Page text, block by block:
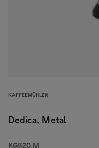
KAFFEEMÜHLEN
Dedica, Metal
KG520.M